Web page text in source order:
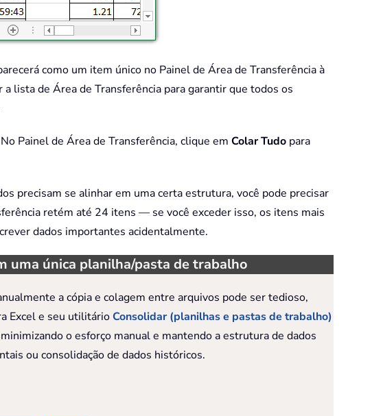
como um item único no Painel de Área de Transferência à
lista de Área de Transferência para garantir que todos os
Painel de Área de Transferência, clique em Colar Tudo para
precisam se alinhar em uma certa estrutura, você pode precisar
retém até 24 itens — se você exceder isso, os itens mais
dados importantes acidentalmente.
uma única planilha/pasta de trabalho
a cópia e colagem entre arquivos pode ser tedioso,
Excel e seu utilitárioConsolidar (planilhas e pastas de trabalho)
o esforço manual e mantendo a estrutura de dados
ou consolidação de dados históricos.